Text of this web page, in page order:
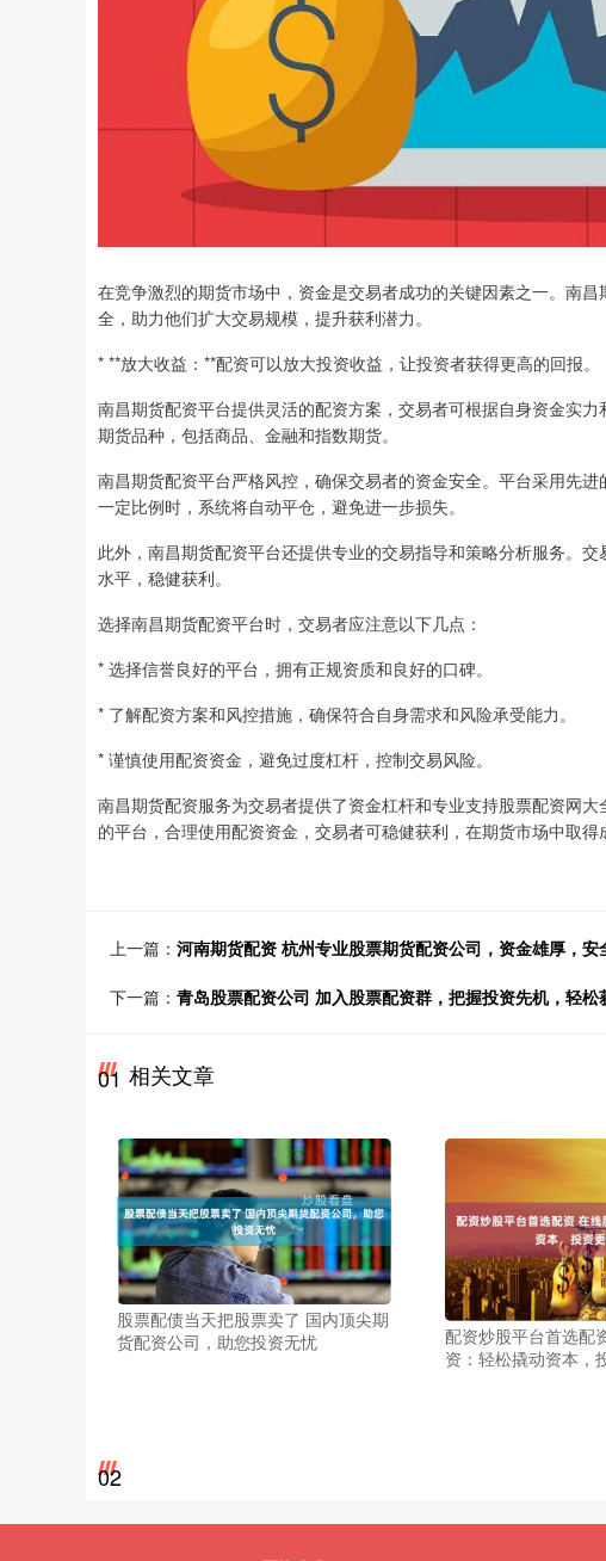
在竞争激烈的期货市场中，资金是交易者成功的关键因素之一。南
全，助力他们扩大交易规模，提升获利潜力。
* **放大收益：**配资可以放大投资收益，让投资者获得更高的回报。
南昌期货配资平台提供灵活的配资方案，交易者可根据自身资金实
期货品种，包括商品、金融和指数期货。
南昌期货配资平台严格风控，确保交易者的资金安全。平台采用先
一定比例时，系统将自动平仓，避免进一步损失。
此外，南昌期货配资平台还提供专业的交易指导和策略分析服务。
水平，稳健获利。
选择南昌期货配资平台时，交易者应注意以下几点：
* 选择信誉良好的平台，拥有正规资质和良好的口碑。
* 了解配资方案和风控措施，确保符合自身需求和风险承受能力。
* 谨慎使用配资资金，避免过度杠杆，控制交易风险。
南昌期货配资服务为交易者提供了资金杠杆和专业支持股票配资网
的平台，合理使用配资资金，交易者可稳健获利，在期货市场中取得
上一篇： 河南期货配资 杭州专业股票期货配资公司，资金雄厚，安
下一篇： 青岛股票配资公司 加入股票配资群，把握投资先机，轻松
01 相关文章
股票配债当天把股票卖了 国内顶尖期
货配资公司，助您投资无忧
配资炒股平台首选配
资：轻松撬动资本，
02